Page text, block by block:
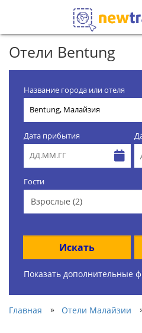
Отели Bentung
Название города или отеля
Дата прибытия
Гости
Взрослые (2)
Искать
Показать дополнительные
Главная » Отели Малайзии